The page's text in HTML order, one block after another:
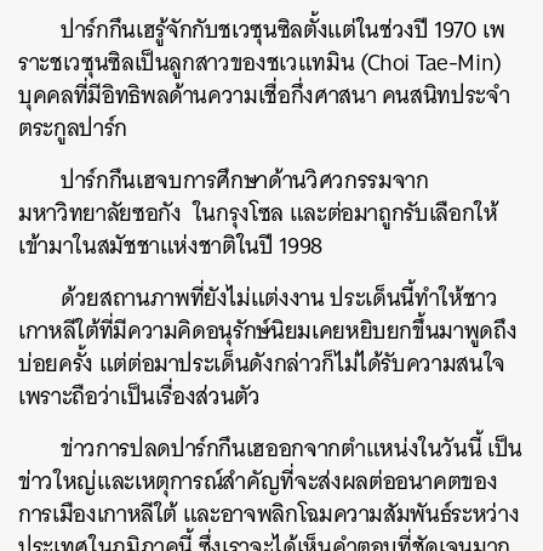
ปาร์กกึนเฮรู้จักกับชเวซุนซิลตั้งแต่ในช่วงปี 1970 เพ
ราะชเวซุนซิลเป็นลูกสาวของชเวแทมิน (Choi Tae-Min)
บุคคลที่มีอิทธิพลด้านความเชื่อกึ่งศาสนา คนสนิทประจำ
ตระกูลปาร์ก
ปาร์กกึนเฮจบการศึกษาด้านวิศวกรรมจาก
มหาวิทยาลัยซอกัง ในกรุงโซล และต่อมาถูกรับเลือกให้
เข้ามาในสมัชชาแห่งชาติในปี 1998
ด้วยสถานภาพที่ยังไม่แต่งงาน ประเด็นนี้ทำให้ชาว
เกาหลีใต้ที่มีความคิดอนุรักษ์นิยมเคยหยิบยกขึ้นมาพูดถึง
บ่อยครั้ง แต่ต่อมาประเด็นดังกล่าวก็ไม่ได้รับความสนใจ
เพราะถือว่าเป็นเรื่องส่วนตัว
ข่าวการปลดปาร์กกึนเฮออกจากตำแหน่งในวันนี้ เป็น
ข่าวใหญ่และเหตุการณ์สำคัญที่จะส่งผลต่ออนาคตของ
การเมืองเกาหลีใต้ และอาจพลิกโฉมความสัมพันธ์ระหว่าง